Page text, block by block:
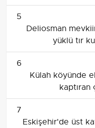
5
Deliosman
yüklü tır
6
Külah köyünde
kaptıran
7
Eskişehir'de üst